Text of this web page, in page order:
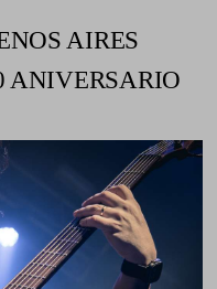
AIRES
ANIVERSARIO